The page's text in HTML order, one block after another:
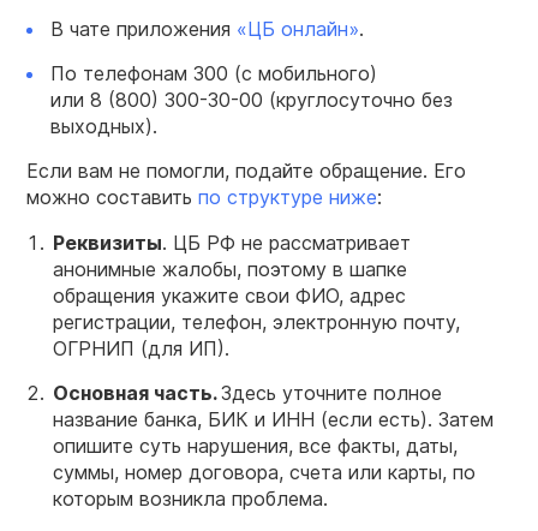
В чате приложения «ЦБ онлайн».
По телефонам 300 (с мобильного)
или 8 (800) 300-30-00 (круглосуточно без
выходных).
Если вам не помогли, подайте обращение. Его
можно составить по структуре ниже:
Реквизиты. ЦБ РФ не рассматривает
анонимные жалобы, поэтому в шапке
обращения укажите свои ФИО, адрес
регистрации, телефон, электронную почту,
ОГРНИП (для ИП).
Основная часть.Здесь уточните полное
название банка, БИК и ИНН (если есть). Затем
опишите суть нарушения, все факты, даты,
суммы, номер договора, счета или карты, по
которым возникла проблема.